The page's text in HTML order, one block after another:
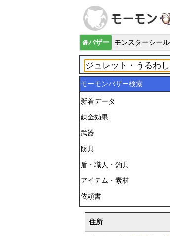
バザー モンスターシール
モーモンバザー検索
新着データ
錬金効果
武器
防具
盾・職人・釣具
アイテム・素材
依頼書
住所